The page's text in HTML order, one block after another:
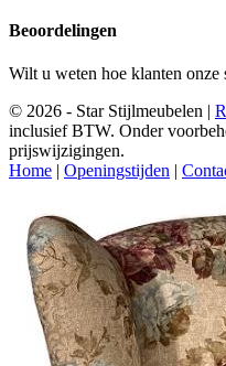
Beoordelingen
Wilt u weten hoe klanten onze
© 2026 - Star Stijlmeubelen |
inclusief BTW. Onder
prijswijzigingen.
Home | Openingstijden |